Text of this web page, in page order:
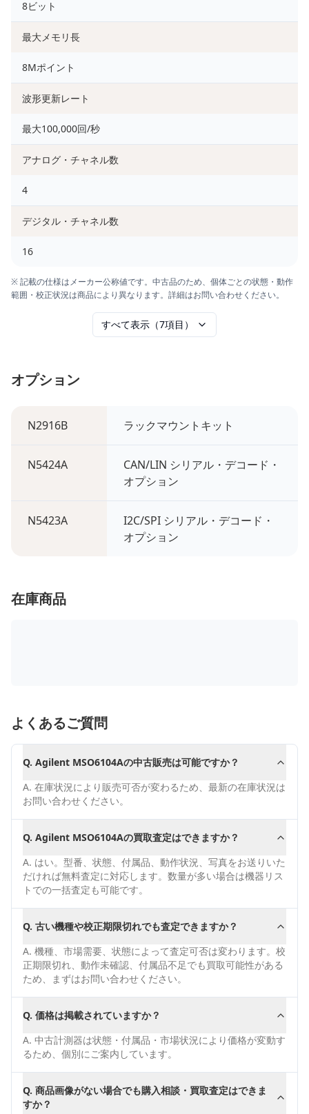
8ビット
最大メモリ長
8Mポイント
波形更新レート
最大100,000回/秒
アナログ・チャネル数
4
デジタル・チャネル数
16
※ 記載の仕様はメーカー公称値です。中古品のため、個体ごとの状態・動作
範囲・校正状況は商品により異なります。詳細はお問い合わせください。
すべて表示（7項目）
オプション
N2916B ラックマウントキット
N5424A
CAN/LIN シリアル・デコード・
オプション
N5423A
I2C/SPI シリアル・デコード・
オプション
在庫商品
よくあるご質問
Q. Agilent MSO6104Aの中古販売は可能ですか？
A. 在庫状況により販売可否が変わるため、最新の在庫状況は
お問い合わせください。
Q. Agilent MSO6104Aの買取査定はできますか？
A. はい。型番、状態、付属品、動作状況、写真をお送りいた
だければ無料査定に対応します。数量が多い場合は機器リス
トでの一括査定も可能です。
Q. 古い機種や校正期限切れでも査定できますか？
A. 機種、市場需要、状態によって査定可否は変わります。校
正期限切れ、動作未確認、付属品不足でも買取可能性がある
ため、まずはお問い合わせください。
Q. 価格は掲載されていますか？
A. 中古計測器は状態・付属品・市場状況により価格が変動す
るため、個別にご案内しています。
Q. 商品画像がない場合でも購入相談・買取査定はできま
すか？